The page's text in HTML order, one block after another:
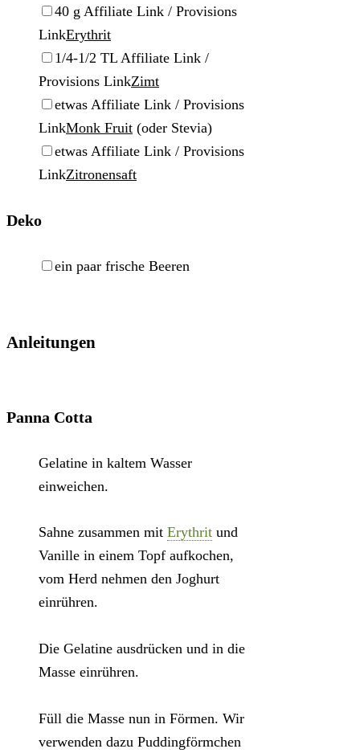
▢
40 g Affiliate Link / Provisions
LinkErythrit
▢
1/4-1/2 TL Affiliate Link /
Provisions LinkZimt
▢
etwas Affiliate Link / Provisions
LinkMonk Fruit (oder Stevia)
▢
etwas Affiliate Link / Provisions
LinkZitronensaft
Deko
▢
ein paar frische Beeren
Anleitungen
Panna Cotta
Gelatine in kaltem Wasser
einweichen.
Sahne zusammen mit Erythrit und
Vanille in einem Topf aufkochen,
vom Herd nehmen den Joghurt
einrühren.
Die Gelatine ausdrücken und in die
Masse einrühren.
Füll die Masse nun in Förmen. Wir
verwenden dazu Puddingförmchen